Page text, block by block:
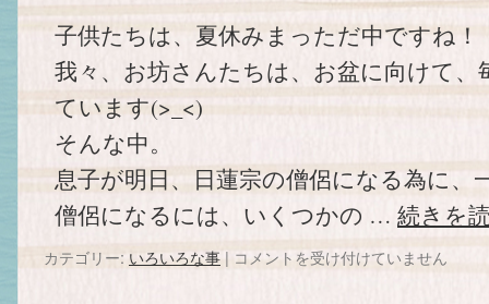
子供たちは、夏休みまっただ中ですね！
我々、お坊さんたちは、お盆に向けて、
ています(>_<)
そんな中。
息子が明日、日蓮宗の僧侶になる為に、
僧侶になるには、いくつかの … 続きを
カテゴリー: いろいろな事 | 断
コメントを受け付けていません